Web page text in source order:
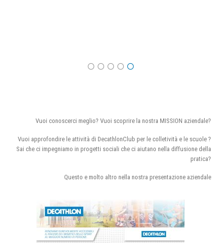
Vuoi conoscerci meglio? Vuoi scoprire la nostra MISSION aziendale?
Vuoi approfondire le attività di DecathlonClub per le colletività e le scuole ?
Sai che ci impegniamo in progetti sociali che ci aiutano nella diffusione della
pratica?
Questo e molto altro nella nostra presentazione aziendale